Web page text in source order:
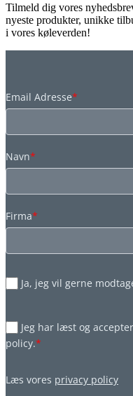
Tilmeld dig vores
nyeste produkter, unikke
i vores køleverden!
Email Adresse*
Navn*
Firma*
Ja, jeg vil gerne
Jeg har læst og
policy.*
Læs vores privacy policy